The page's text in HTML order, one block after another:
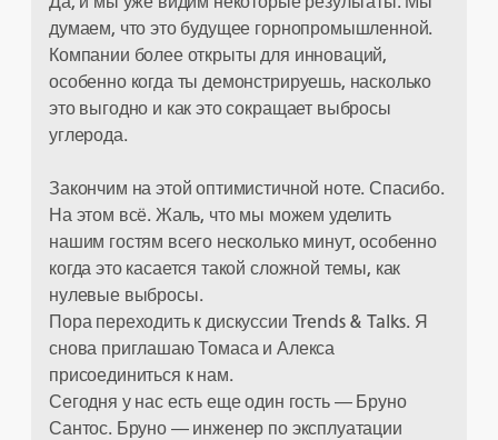
думаем, что это будущее горнопромышленной.
Компании более открыты для инноваций,
особенно когда ты демонстрируешь, насколько
это выгодно и как это сокращает выбросы
углерода.
Закончим на этой оптимистичной ноте. Спасибо.
На этом всё. Жаль, что мы можем уделить
нашим гостям всего несколько минут, особенно
когда это касается такой сложной темы, как
нулевые выбросы.
Пора переходить к дискуссии Trends & Talks. Я
снова приглашаю Томаса и Алекса
присоединиться к нам.
Сегодня у нас есть еще один гость — Бруно
Сантос. Бруно — инженер по эксплуатации